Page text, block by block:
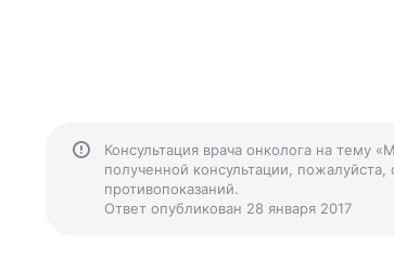
Консультация врача онколога на тему
полученной консультации,
противопоказаний.
Ответ опубликован 28 января 2017